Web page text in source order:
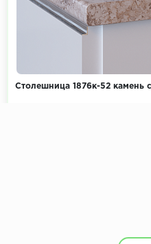
Столешница 1876к-52 камень